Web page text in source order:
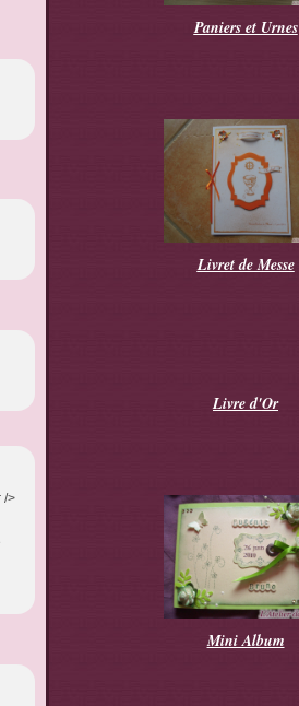
/>
Paniers et Urnes
Livret de Messe
Livre d'Or
Mini Album